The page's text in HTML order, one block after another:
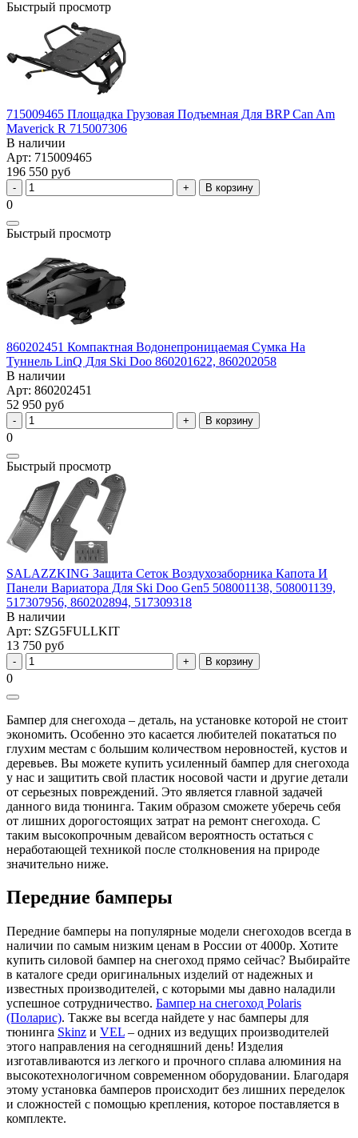
Быстрый просмотр
715009465 Площадка Грузовая Подъемная Для BRP Can Am
Maverick R 715007306
В наличии
Арт: 715009465
196 550 руб
В корзину
0
Быстрый просмотр
860202451 Компактная Водонепроницаемая Сумка На
Туннель LinQ Для Ski Doo 860201622, 860202058
В наличии
Арт: 860202451
52 950 руб
В корзину
0
Быстрый просмотр
SALAZZKING Защита Сеток Воздухозаборника Капота И
Панели Вариатора Для Ski Doo Gen5 508001138, 508001139,
517307956, 860202894, 517309318
В наличии
Арт: SZG5FULLKIT
13 750 руб
В корзину
0
Бампер для снегохода – деталь, на установке которой не стоит
экономить. Особенно это касается любителей покататься по
глухим местам с большим количеством неровностей, кустов и
деревьев. Вы можете купить усиленный бампер для снегохода
у нас и защитить свой пластик носовой части и другие детали
от серьезных повреждений. Это является главной задачей
данного вида тюнинга. Таким образом сможете уберечь себя
от лишних дорогостоящих затрат на ремонт снегохода. С
таким высокопрочным девайсом вероятность остаться с
неработающей техникой после столкновения на природе
значительно ниже.
Передние бамперы
Передние бамперы на популярные модели снегоходов всегда в
наличии по самым низким ценам в России от 4000р. Хотите
купить силовой бампер на снегоход прямо сейчас? Выбирайте
в каталоге среди оригинальных изделий от надежных и
известных производителей, с которыми мы давно наладили
успешное сотрудничество. Бампер на снегоход Polaris
(Поларис). Также вы всегда найдете у нас бамперы для
тюнинга Skinz и VEL – одних из ведущих производителей
этого направления на сегодняшний день! Изделия
изготавливаются из легкого и прочного сплава алюминия на
высокотехнологичном современном оборудовании. Благодаря
этому установка бамперов происходит без лишних переделок
и сложностей с помощью крепления, которое поставляется в
комплекте.